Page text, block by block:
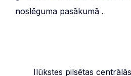
noslēguma pasākumā .
Ilūkstes pilsētas